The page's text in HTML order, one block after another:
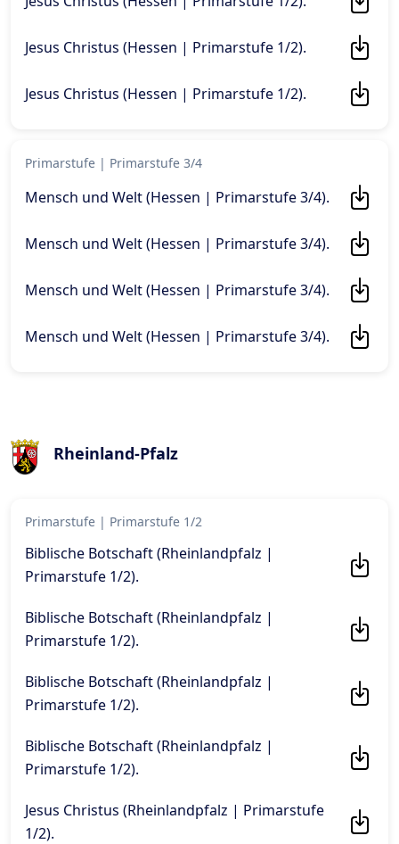
Jesus Christus (Hessen | Primarstufe 1/2).
Jesus Christus (Hessen | Primarstufe 1/2).
Primarstufe | Primarstufe 3/4
Mensch und Welt (Hessen | Primarstufe 3/4).
Mensch und Welt (Hessen | Primarstufe 3/4).
Mensch und Welt (Hessen | Primarstufe 3/4).
Mensch und Welt (Hessen | Primarstufe 3/4).
Rheinland-Pfalz
Primarstufe | Primarstufe 1/2
Biblische Botschaft (Rheinlandpfalz |
Primarstufe 1/2).
Biblische Botschaft (Rheinlandpfalz |
Primarstufe 1/2).
Biblische Botschaft (Rheinlandpfalz |
Primarstufe 1/2).
Biblische Botschaft (Rheinlandpfalz |
Primarstufe 1/2).
Jesus Christus (Rheinlandpfalz | Primarstufe
1/2).